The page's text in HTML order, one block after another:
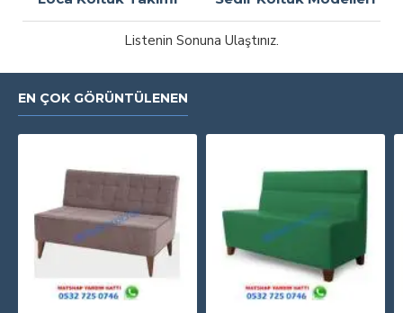
Listenin Sonuna Ulaştınız.
EN ÇOK GÖRÜNTÜLENEN